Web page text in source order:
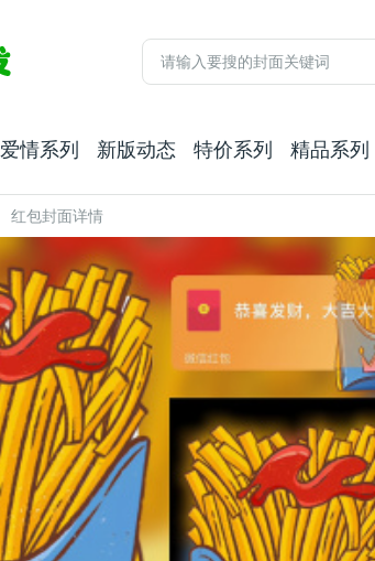
爱情系列 新版动态 特价系列 精品系列
红包封面详情